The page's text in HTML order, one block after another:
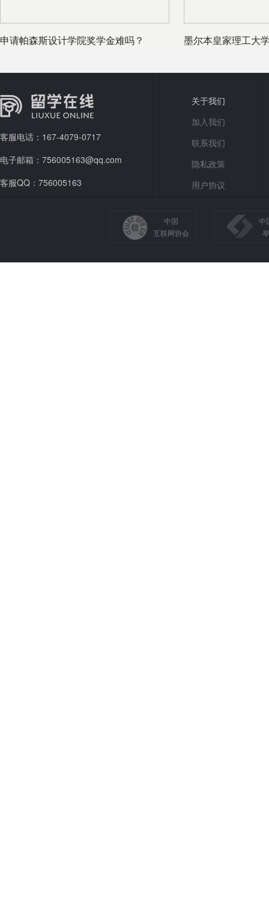
申请帕森斯设计学院奖学金难吗？ 墨尔本皇家理工大
客服电话：167-4079-0717
电子邮箱：756005163@qq.com
客服QQ：756005163
关于我们
加入我们
联系我们
隐私政策
用户协议
中国
互联网协会
中